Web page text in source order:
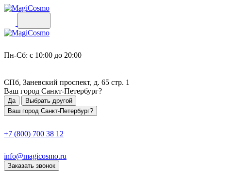
Пн-Сб: с 10:00 до 20:00
СПб, Заневский проспект, д. 65 стр. 1
Ваш город Санкт-Петербург?
Да
Выбрать другой
Ваш город Санкт-Петербург?
+7 (800) 700 38 12
info@magicosmo.ru
Заказать звонок